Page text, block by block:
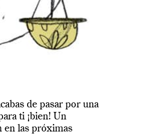
de pasar por una
ti ¡bien! Un
en las próximas